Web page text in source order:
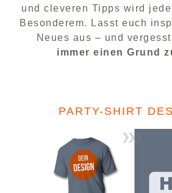
und cleveren Tipps wird
Besonderem. Lasst euch
Neues aus – und
immer einen Grund
PARTY-SHIRT